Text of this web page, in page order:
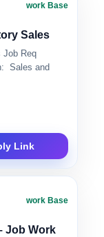
work Base
Sales
Job Req
Sales and
Link
work Base
Job Work